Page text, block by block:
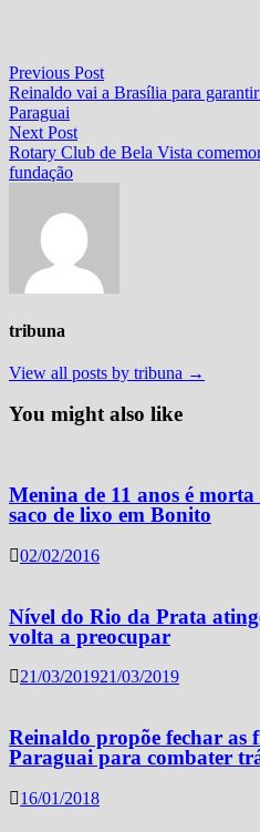
Navegação
de
Post
Previous PostPrevious
post:
Reinaldo vai a Brasília para
Paraguai
Next PostNext
post:
Rotary Club de Bela Vista
fundação
tribuna
View all posts by tribuna →
You might also like
Menina de 11 anos é
saco de lixo em Bonito
02/02/2016
Nível do Rio da Prata
volta a preocupar
21/03/201921/03/2019
Reinaldo propõe fechar as
Paraguai para combater
16/01/2018